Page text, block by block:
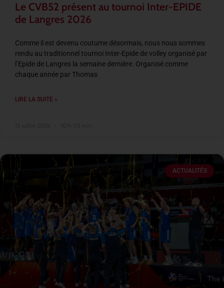
Le CVB52 présent au tournoi Inter-EPIDE
de Langres 2026
Comme il est devenu coutume désormais, nous nous sommes
rendu au traditionnel tournoi Inter-Epide de volley organisé par
l’Epide de Langres la semaine dernière. Organisé comme
chaque année par Thomas
LIRE LA SUITE »
ACTUALITÉS